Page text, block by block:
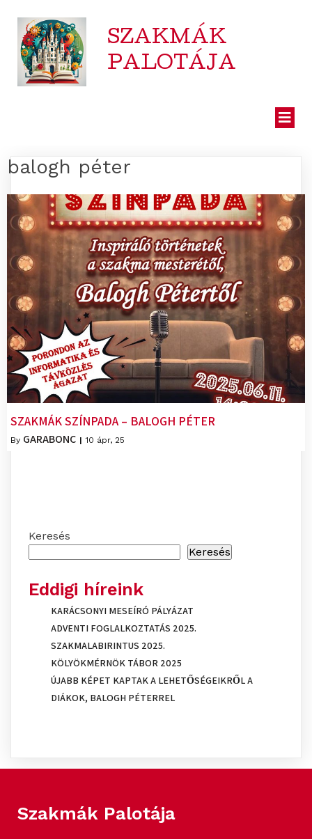
SZAKMÁK
PALOTÁJA
balogh péter
SZAKMÁK SZÍNPADA – BALOGH PÉTER
By GARABONC | 10 ápr, 25
Keresés
Keresés
Eddigi híreink
KARÁCSONYI MESEÍRÓ PÁLYÁZAT
ADVENTI FOGLALKOZTATÁS 2025.
SZAKMALABIRINTUS 2025.
KÖLYÖKMÉRNÖK TÁBOR 2025
ÚJABB KÉPET KAPTAK A LEHETŐSÉGEIKRŐL A
DIÁKOK, BALOGH PÉTERREL
Szakmák Palotája